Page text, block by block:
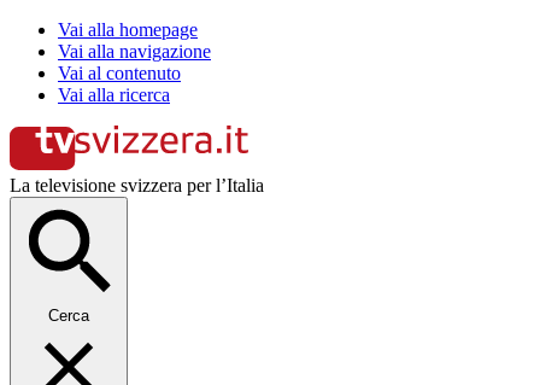
Vai alla homepage
Vai alla navigazione
Vai al contenuto
Vai alla ricerca
La televisione svizzera per l’Italia
Cerca